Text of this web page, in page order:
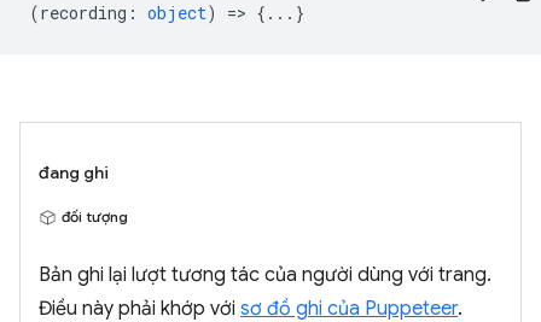
(recording : object) => {...}
đang ghi
đối tượng
Bản ghi lại lượt tương tác của người dùng với trang.
Điều này phải khớp với sơ đồ ghi của Puppeteer.